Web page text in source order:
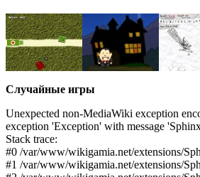
Случайные игры
Unexpected non-MediaWiki exception
exception 'Exception' with message
Stack trace:
#0 /var/www/wikigamia.net/extensions/
#1 /var/www/wikigamia.net/extensions/